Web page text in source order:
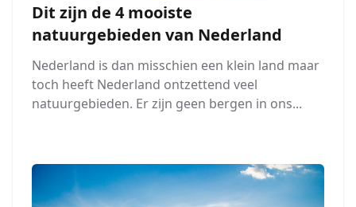
Dit zijn de 4 mooiste
natuurgebieden van Nederland
Nederland is dan misschien een klein land maar
toch heeft Nederland ontzettend veel
natuurgebieden. Er zijn geen bergen in ons...